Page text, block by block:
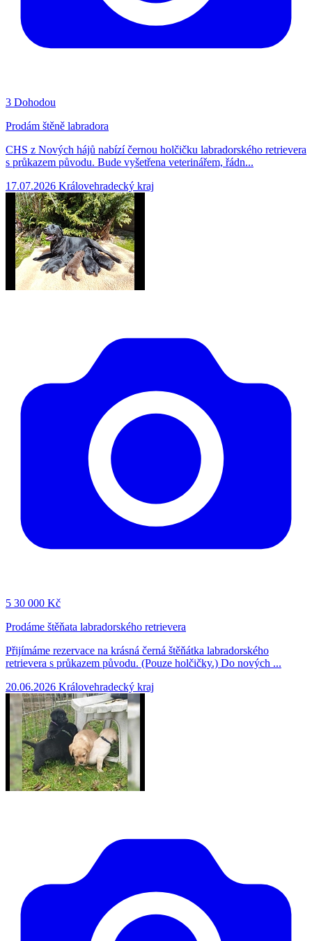
3 Dohodou
Prodám štěně labradora
CHS z Nových hájů nabízí černou holčičku labradorského retrievera
s průkazem původu. Bude vyšetřena veterinářem, řádn...
17.07.2026 Královehradecký kraj
5 30 000 Kč
Prodáme štěňata labradorského retrievera
Přijímáme rezervace na krásná černá štěňátka labradorského
retrievera s průkazem původu. (Pouze holčičky.) Do nových ...
20.06.2026 Královehradecký kraj